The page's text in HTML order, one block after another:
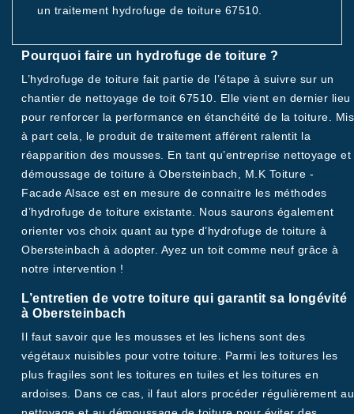
un traitement hydrofuge de toiture 67510.
Pourquoi faire un hydrofuge de toiture ?
L’hydrofuge de toiture fait partie de l’étape à suivre sur un
chantier de nettoyage de toit 67510. Elle vient en dernier lieu
pour renforcer la performance en étanchéité de la toiture. Mis
à part cela, le produit de traitement afférent ralentit la
réapparition des mousses. En tant qu’entreprise nettoyage et
démoussage de toiture à Obersteinbach, M.K Toiture -
Facade Alsace est en mesure de connaitre les méthodes
d’hydrofuge de toiture existante. Nous saurons également
orienter vos choix quant au type d’hydrofuge de toiture à
Obersteinbach à adopter. Ayez un toit comme neuf grâce à
notre intervention !
L’entretien de votre toiture qui garantit sa longévité
à Obersteinbach
Il faut savoir que les mousses et les lichens sont des
végétaux nuisibles pour votre toiture. Parmi les toitures les
plus fragiles sont les toitures en tuiles et les toitures en
ardoises. Dans ce cas, il faut alors procéder régulièrement au